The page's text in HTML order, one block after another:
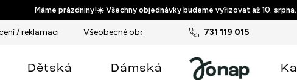
Máme prázdniny!☀️ Všechny objednávky budeme vyřizovat až 10.
731 119 015
/ reklamaci Všeobecné obchodní podmínky Podmínky
Dětská Dámská